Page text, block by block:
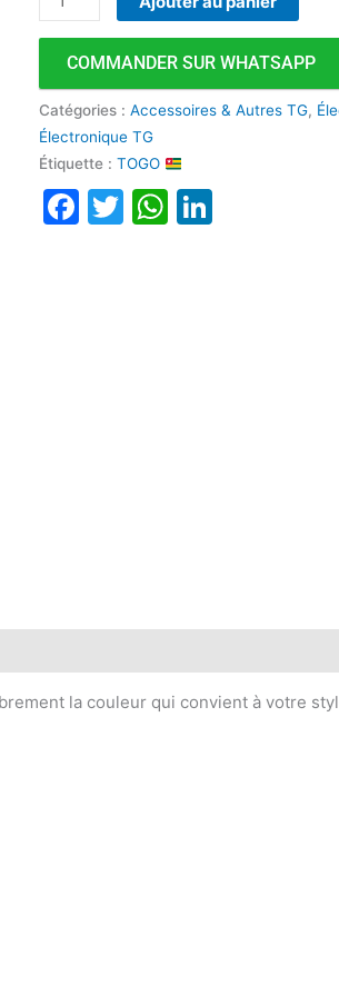
avec
COMMANDER SUR WHATSAPP
Catégories :Accessoires & Autres TG,
Électronique TG
Étiquette :TOGO
Facebook
TwitterWhatsApp
la couleur qui convient à votre